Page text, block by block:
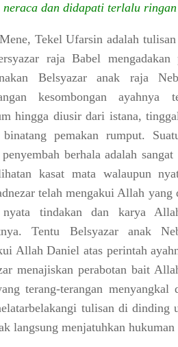
neraca dan didapati terlalu
Tekel Ufarsin adalah
raja Babel mengadakan
Belsyazar anak raja
kesombongan ayahnya
hingga diusir dari istana,
binatang pemakan rumput.
penyembah berhala adalah
kasat mata walaupun
telah mengakui Allah
nyata tindakan dan karya
Tentu Belsyazar anak
Allah Daniel atas perintah
menajiskan perabotan bait
terang-terangan
tulisan di dinding
langsung menjatuhkan hukuman